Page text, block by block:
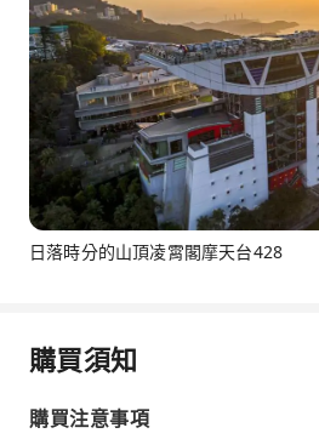
日落時分的山頂凌霄閣摩天台428
購買須知
購買注意事項